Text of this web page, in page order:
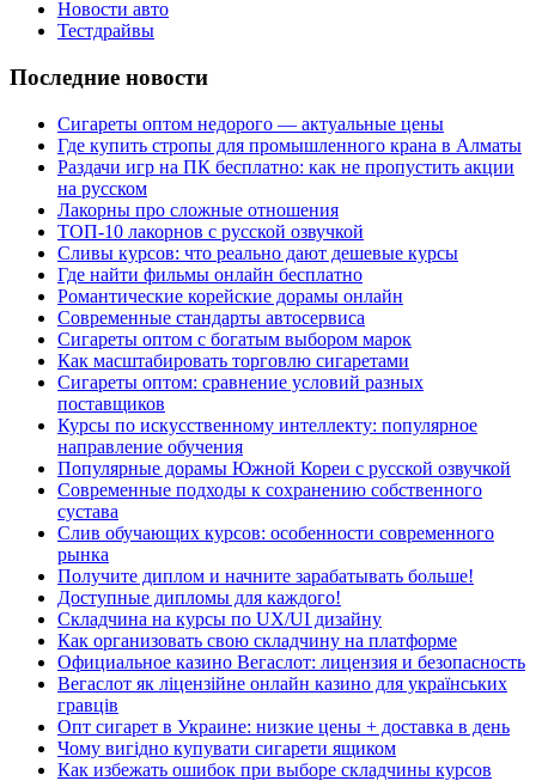
Новости авто
Тестдрайвы
Последние новости
Сигареты оптом недорого — актуальные цены
Где купить стропы для промышленного крана в Алматы
Раздачи игр на ПК бесплатно: как не пропустить акции
на русском
Лакорны про сложные отношения
ТОП-10 лакорнов с русской озвучкой
Сливы курсов: что реально дают дешевые курсы
Где найти фильмы онлайн бесплатно
Романтические корейские дорамы онлайн
Современные стандарты автосервиса
Сигареты оптом с богатым выбором марок
Как масштабировать торговлю сигаретами
Сигареты оптом: сравнение условий разных
поставщиков
Курсы по искусственному интеллекту: популярное
направление обучения
Популярные дорамы Южной Кореи с русской озвучкой
Современные подходы к сохранению собственного
сустава
Слив обучающих курсов: особенности современного
рынка
Получите диплом и начните зарабатывать больше!
Доступные дипломы для каждого!
Складчина на курсы по UX/UI дизайну
Как организовать свою складчину на платформе
Официальное казино Вегаслот: лицензия и безопасность
Вегаслот як ліцензійне онлайн казино для українських
гравців
Опт сигарет в Украине: низкие цены + доставка в день
Чому вигідно купувати сигарети ящиком
Как избежать ошибок при выборе складчины курсов